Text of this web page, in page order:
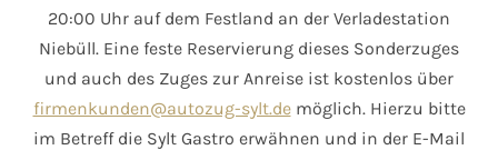
20:00 Uhr auf dem Festland an der Verladestation
Niebüll. Eine feste Reservierung dieses Sonderzuges
und auch des Zuges zur Anreise ist kostenlos über
firmenkunden@autozug-sylt.demöglich. Hierzu bitte
im Betreff die Sylt Gastro erwähnen und in der E-Mail